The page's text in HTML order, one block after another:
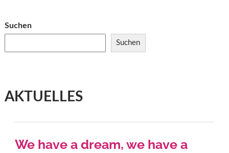
Suchen
Suchen
AKTUELLES
We have a dream, we have a